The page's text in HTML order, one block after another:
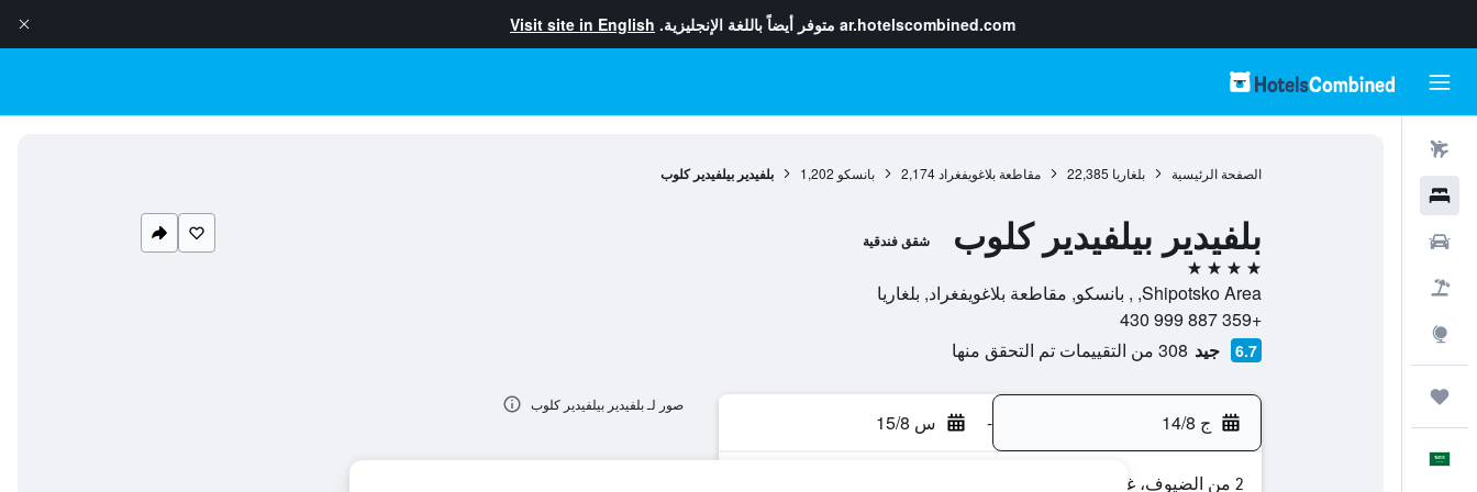
ar.hotelscombined.com متوفر أيضاً باللغة الإنجليزية. Visit site in English
الصفحة الرئيسية بلغاريا 22,385 مقاطعة بلاغويفغراد 2,174 بانسكو 1,202 بلفيدير بيلفيدير كلوب
بلفيدير بيلفيدير كلوب شقق فندقية
4 نجوم
Shipotsko Area, , بانسكو, مقاطعة بلاغويفغراد, بلغاريا
+359 887 999 430
6.7 جيد 308 من التقييمات تم التحقق منها
ج 14/8 - س 15/8
2 من الضيوف، غرفة واحدة
صور لـ بلفيدير بيلفيدير كلوب